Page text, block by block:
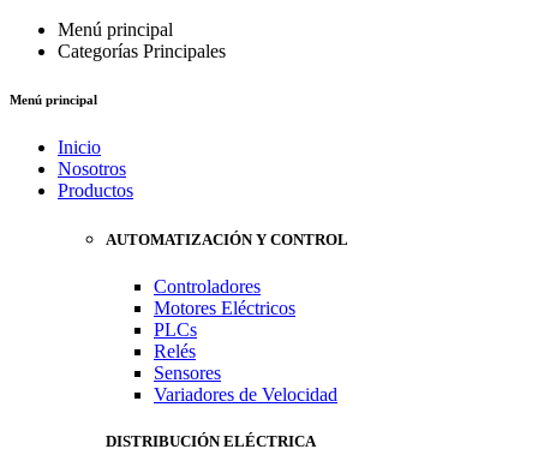
Menú principal
Categorías Principales
Menú principal
Inicio
Nosotros
Productos
AUTOMATIZACIÓN Y CONTROL
Controladores
Motores Eléctricos
PLCs
Relés
Sensores
Variadores de Velocidad
DISTRIBUCIÓN ELÉCTRICA